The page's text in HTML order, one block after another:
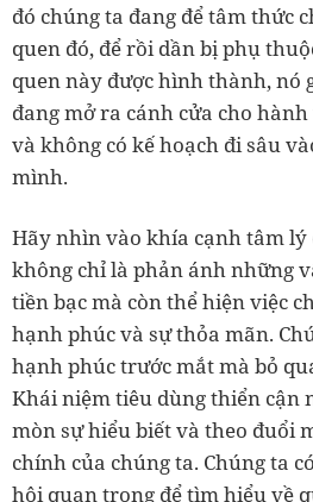
đó chúng ta đang để tâm thức
quen đó, để rồi dần bị phụ
quen này được hình thành, nó
đang mở ra cánh cửa cho
và không có kế hoạch đi sâu
mình.
Hãy nhìn vào khía cạnh tâm lý
không chỉ là phản ánh những
tiền bạc mà còn thể hiện việc
hạnh phúc và sự thỏa mãn.
hạnh phúc trước mắt mà bỏ
Khái niệm tiêu dùng thiển cận
mòn sự hiểu biết và theo đuổi
chính của chúng ta. Chúng ta
hội quan trọng để tìm hiểu về